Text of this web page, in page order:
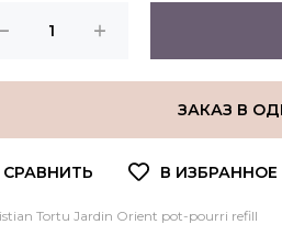
ЗАКАЗ В
Tortu Jardin Orient pot-pourri refill